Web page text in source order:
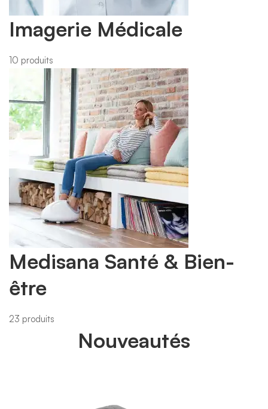
Imagerie Médicale
10 produits
Medisana Santé & Bien-
être
23 produits
Nouveautés